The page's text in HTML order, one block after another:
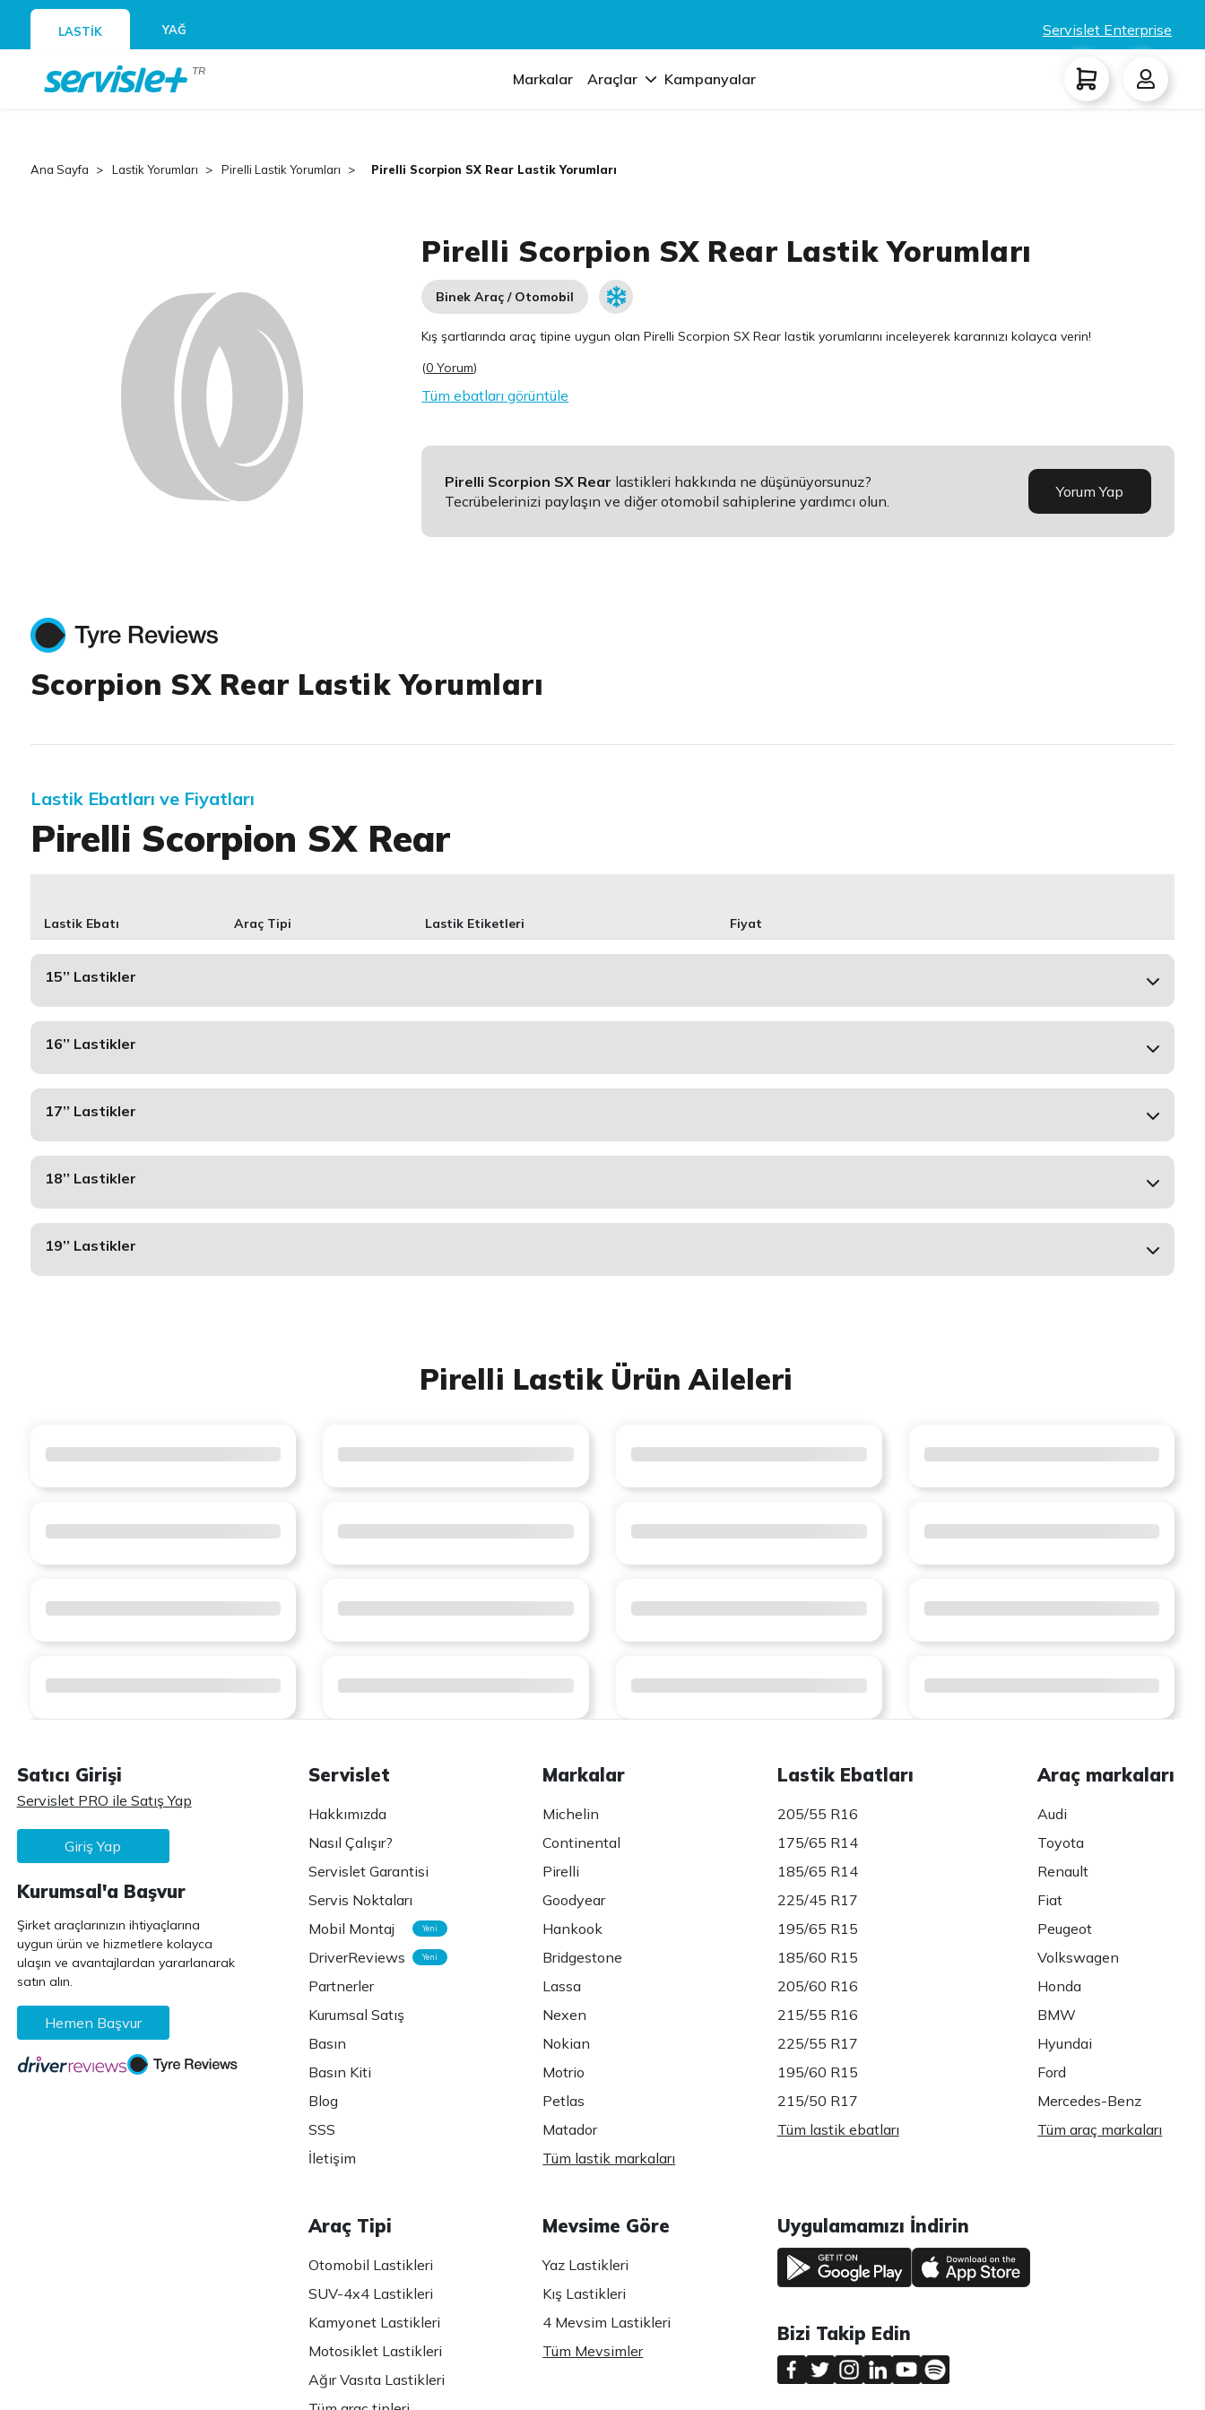
LASTİK YAĞ Servislet Enterprise
TR Markalar Araçlar Kampanyalar
Ana Sayfa Lastik Yorumları Pirelli Lastik Yorumları Pirelli Scorpion SX Rear Lastik Yorumları
Pirelli Scorpion SX Rear Lastik Yorumları
Binek Araç / Otomobil
Kış şartlarında araç tipine uygun olanPirelli Scorpion SX Rear lastik yorumlarını inceleyerek kararınızı kolayca verin!
(0 Yorum)
Tüm ebatları görüntüle
Pirelli Scorpion SX Rear lastikleri hakkında ne düşünüyorsunuz?
Tecrübelerinizi paylaşın ve diğer otomobil sahiplerine yardımcı olun.
Yorum Yap
Scorpion SX Rear Lastik Yorumları
Lastik Ebatları ve Fiyatları
Pirelli Scorpion SX Rear
Lastik Ebatı Araç Tipi Lastik Etiketleri Fiyat
15’’ Lastikler
16’’ Lastikler
17’’ Lastikler
18’’ Lastikler
19’’ Lastikler
Pirelli Lastik Ürün Aileleri
Satıcı Girişi
Servislet PRO ile Satış Yap
Giriş Yap
Kurumsal'a Başvur
Şirket araçlarınızın ihtiyaçlarına
uygun ürün ve hizmetlere kolayca
ulaşın ve avantajlardan yararlanarak
satın alın.
Hemen Başvur
Servislet
Hakkımızda
Nasıl Çalışır?
Servislet Garantisi
Servis Noktaları
Mobil Montaj
Yeni
DriverReviews Yeni
Partnerler
Kurumsal Satış
Basın
Basın Kiti
Blog
SSS
İletişim
Markalar
Michelin
Continental
Pirelli
Goodyear
Hankook
Bridgestone
Lassa
Nexen
Nokian
Motrio
Petlas
Matador
Tüm lastik markaları
Lastik Ebatları
205/55 R16
175/65 R14
185/65 R14
225/45 R17
195/65 R15
185/60 R15
205/60 R16
215/55 R16
225/55 R17
195/60 R15
215/50 R17
Tüm lastik ebatları
Araç markaları
Audi
Toyota
Renault
Fiat
Peugeot
Volkswagen
Honda
BMW
Hyundai
Ford
Mercedes-Benz
Tüm araç markaları
Araç Tipi
Otomobil Lastikleri
SUV-4x4 Lastikleri
Kamyonet Lastikleri
Motosiklet Lastikleri
Ağır Vasıta Lastikleri
Mevsime Göre
Yaz Lastikleri
Kış Lastikleri
4 Mevsim Lastikleri
Tüm Mevsimler
Uygulamamızı İndirin
Bizi Takip Edin